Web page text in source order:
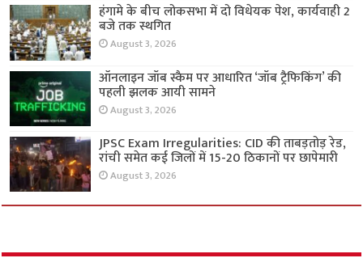
हंगामे के बीच लोकसभा में दो विधेयक पेश, कार्यवाही 2
बजे तक स्थगित
August 3, 2026
ऑनलाइन जॉब स्कैम पर आधारित ‘जॉब ट्रैफिकिंग’ की
पहली झलक आयी सामने
August 3, 2026
JPSC Exam Irregularities: CID की ताबड़तोड़ रेड,
रांची समेत कई जिलों में 15-20 ठिकानों पर छापेमारी
August 3, 2026